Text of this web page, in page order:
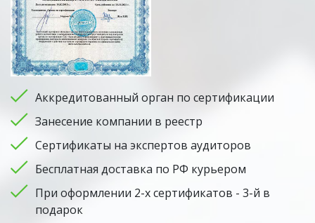
Аккредитованный орган по сертификации
Занесение компании в реестр
Сертификаты на экспертов аудиторов
Бесплатная доставка по РФ курьером
При оформлении 2-х сертификатов - 3-й в
подарок